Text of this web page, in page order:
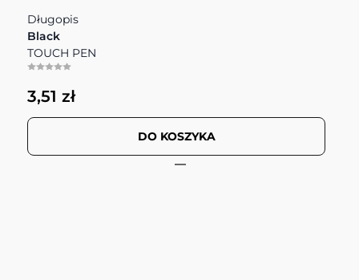
Długopis
Black
TOUCH PEN
3,51 zł
DO KOSZYKA